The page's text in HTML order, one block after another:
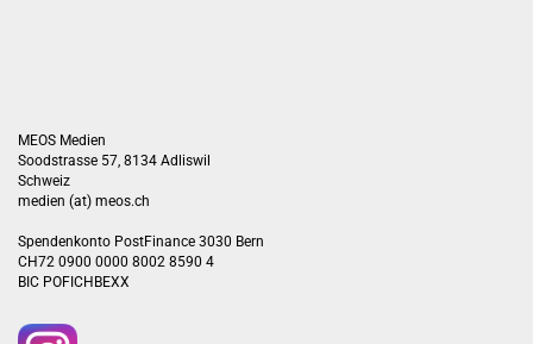
MEOS Medien
Soodstrasse 57, 8134 Adliswil
Schweiz
medien (at) meos.ch
Spendenkonto PostFinance 3030 Bern
CH72 0900 0000 8002 8590 4
BIC POFICHBEXX